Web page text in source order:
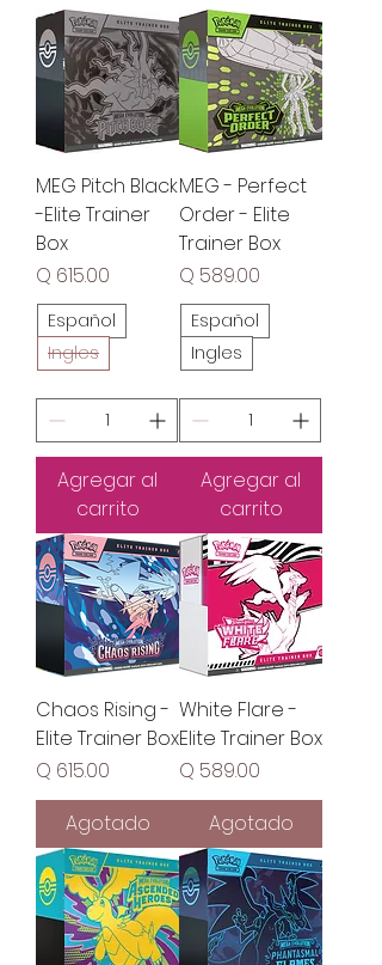
MEG Pitch Black
-Elite Trainer
Box
Precio
Q 615.00
Español
Ingles
Agregar al
carrito
MEG - Perfect
Order - Elite
Trainer Box
Precio
Q 589.00
Español
Ingles
Agregar al
carrito
Chaos Rising -
Elite Trainer Box
Precio
Q 615.00
Agotado
White Flare -
Elite Trainer Box
Precio
Q 589.00
Agotado